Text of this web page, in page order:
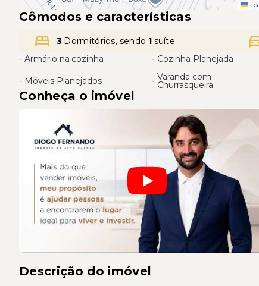
Cômodos e características
3Dormitórios, sendo 1suíte
• Armário na cozinha • Cozinha Planejada
• Móveis Planejados • Varanda com
Churrasqueira
Conheça o imóvel
Descrição do imóvel